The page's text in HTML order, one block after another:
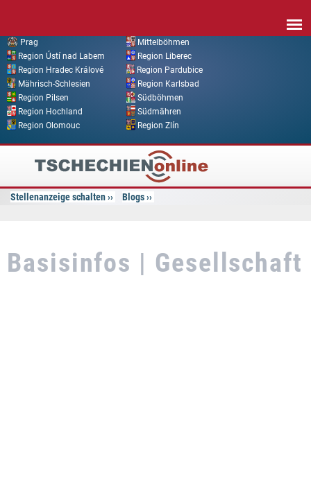
Prag
Mittelböhmen
Region Ústí nad Labem
Region Liberec
Region Hradec Králové
Region Pardubice
Mährisch-Schlesien
Region Karlsbad
Region Pilsen
Südböhmen
Region Hochland
Südmähren
Region Olomouc
Region Zlín
Tschechien
Online
Stellenanzeige schalten Blogs
Basisinfos | Gesellschaft